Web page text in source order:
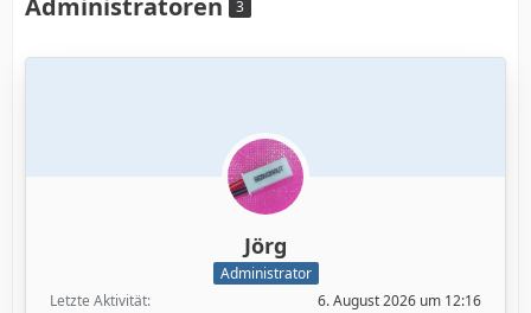
Administratoren 3
Jörg
Administrator
Letzte Aktivität
6. August 2026 um 12:16